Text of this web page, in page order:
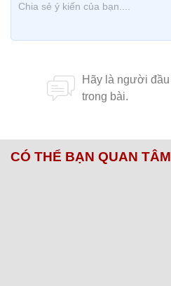
CÓ THỂ BẠN QUAN TÂM